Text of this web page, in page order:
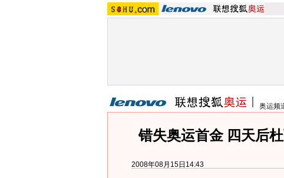
奥运频
错失奥运首金 四天后
2008年08月15日14:43